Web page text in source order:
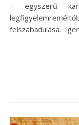
– egyszerű
felszabadulása.